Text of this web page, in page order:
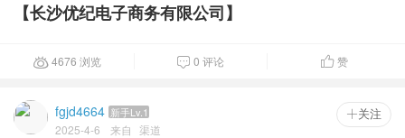
【长沙优纪电子商务有限公司】
4676 浏览  0 评论 赞
fgjd4664 新手Lv.1
2025-4-6 来自 渠道
 关注